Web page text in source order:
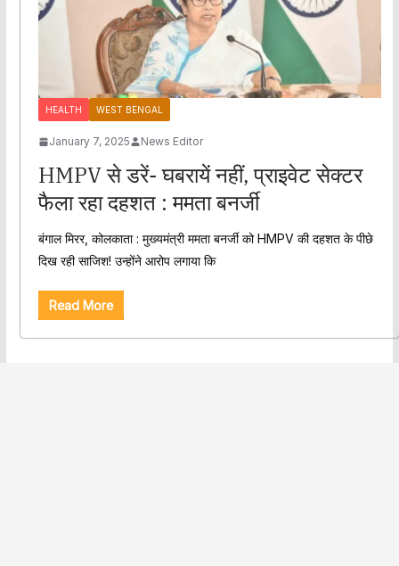
HEALTH WEST BENGAL
January 7, 2025 News Editor
HMPV से डरें- घबरायें नहीं, प्राइवेट सेक्टर
फैला रहा दहशत : ममता बनर्जी
बंगाल मिरर, कोलकाता : मुख्यमंत्री ममता बनर्जी को HMPV की दहशत के पीछे
दिख रही साजिश! उन्होंने आरोप लगाया कि
Read More